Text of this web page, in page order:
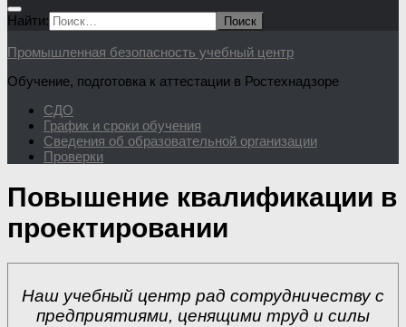
Найти:
Промышленная безопасность учебный центр
Обучение, подготовка к аттестации в Ростехнадзоре
СДО
График и сроки обучения
Сведения об образовательной организации
Проверки
Повышение квалификации в
проектировании
Наш учебный центр рад сотрудничеству с
предприятиями, ценящими труд и силы